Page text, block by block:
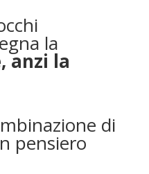
la
anzi la
di
pensiero